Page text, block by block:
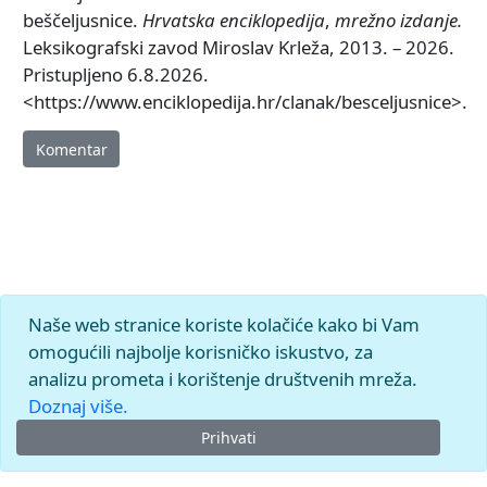
beščeljusnice. Hrvatska enciklopedija, mrežno izdanje.
Leksikografski zavod Miroslav Krleža, 2013. – 2026.
Pristupljeno 6.8.2026.
<https://www.enciklopedija.hr/clanak/besceljusnice>.
Komentar
Naše web stranice koriste kolačiće kako bi Vam
omogućili najbolje korisničko iskustvo, za
analizu prometa i korištenje društvenih mreža.
Doznaj više.
Prihvati
© 2026.Leksikografski zavodMiroslav Krleža